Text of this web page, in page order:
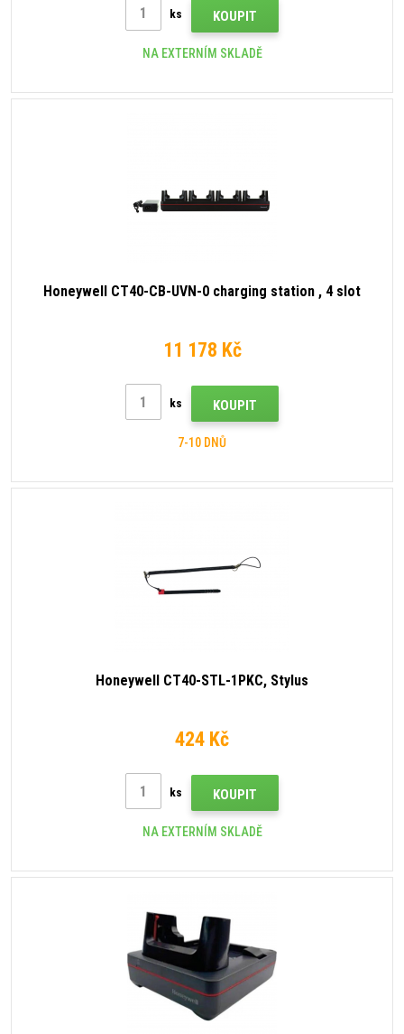
ks KOUPIT
NA EXTERNÍM SKLADĚ
Honeywell CT40-CB-UVN-0 charging station , 4 slot
11 178 Kč
ks KOUPIT
7-10 DNŮ
Honeywell CT40-STL-1PKC, Stylus
424 Kč
ks KOUPIT
NA EXTERNÍM SKLADĚ